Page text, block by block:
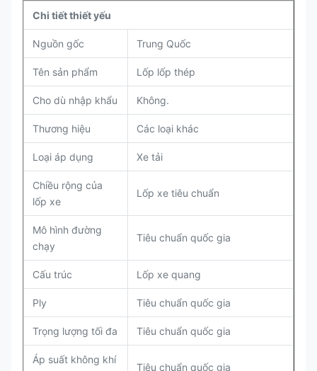
Chi tiết thiết yếu
Nguồn gốc Trung Quốc
Tên sản phẩm Lốp lốp thép
Cho dù nhập khẩu Không.
Thương hiệu Các loại khác
Loại áp dụng Xe tải
Chiều rộng của
lốp xe
Lốp xe tiêu chuẩn
Mô hình đường
chạy
Tiêu chuẩn quốc gia
Cấu trúc Lốp xe quang
Ply Tiêu chuẩn quốc gia
Trọng lượng tối đa Tiêu chuẩn quốc gia
Áp suất không khí
Tiêu chuẩn quốc gia